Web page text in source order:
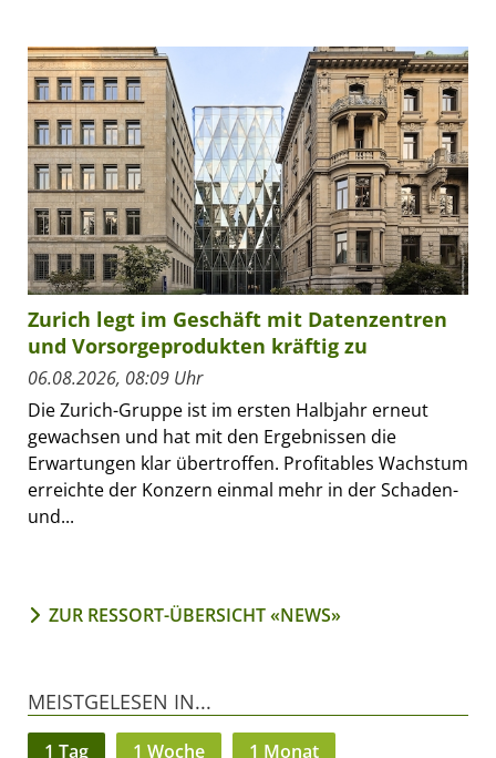
Zurich legt im Geschäft mit Datenzentren
und Vorsorgeprodukten kräftig zu
06.08.2026, 08:09 Uhr
Die Zurich-Gruppe ist im ersten Halbjahr erneut
gewachsen und hat mit den Ergebnissen die
Erwartungen klar übertroffen. Profitables Wachstum
erreichte der Konzern einmal mehr in der Schaden-
und...
ZUR RESSORT-ÜBERSICHT «NEWS»
MEISTGELESEN IN...
1 Tag 1 Woche 1 Monat